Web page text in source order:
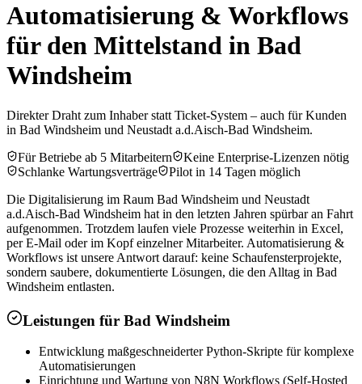
Automatisierung & Workflows
für den Mittelstand in Bad
Windsheim
Direkter Draht zum Inhaber statt Ticket-System – auch für Kunden
in Bad Windsheim und Neustadt a.d.Aisch-Bad Windsheim.
Für Betriebe ab 5 Mitarbeitern
Keine Enterprise-Lizenzen nötig
Schlanke Wartungsverträge
Pilot in 14 Tagen möglich
Die Digitalisierung im Raum Bad Windsheim und Neustadt
a.d.Aisch-Bad Windsheim hat in den letzten Jahren spürbar an Fahrt
aufgenommen. Trotzdem laufen viele Prozesse weiterhin in Excel,
per E-Mail oder im Kopf einzelner Mitarbeiter. Automatisierung &
Workflows ist unsere Antwort darauf: keine Schaufensterprojekte,
sondern saubere, dokumentierte Lösungen, die den Alltag in Bad
Windsheim entlasten.
Leistungen für Bad Windsheim
Entwicklung maßgeschneiderter Python-Skripte für komplexe
Automatisierungen
Einrichtung und Wartung von N8N Workflows (Self-Hosted